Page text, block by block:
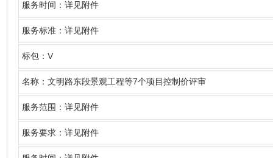
服务时间：详见附件
服务标准：详见附件
标包： V
名称：文明路东段景观工程等7个项目控制价评审
服务范围：详见附件
服务要求：详见附件